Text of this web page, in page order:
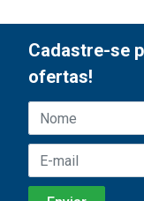
Cadastre-se
ofertas!